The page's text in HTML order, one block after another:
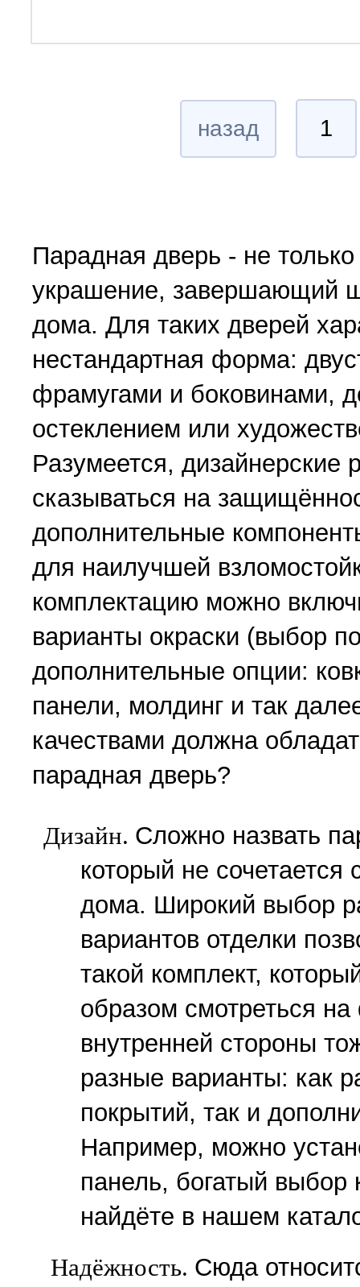
назад 1
Парадная дверь - не
украшение, завершающий
дома. Для таких дверей
нестандартная форма:
фрамугами и боковинами,
остеклением или
Разумеется,
сказываться на
дополнительные
для наилучшей
комплектацию можно
варианты окраски (выбор
дополнительные опции:
панели, молдинг и так
качествами должна
парадная дверь?
Дизайн. Сложно назвать
который не сочетается
дома. Широкий выбор
вариантов отделки
такой комплект,
образом смотреться
внутренней стороны
разные варианты: как
покрытий, так и
Например, можно
панель, богатый выбор
найдёте в нашем
Надёжность. Сюда